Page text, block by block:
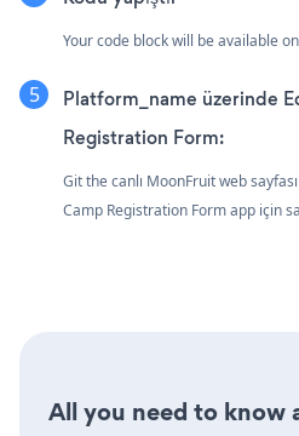
Your code block will be available
Platform_name üzerinde
Registration Form:
Git the canlı MoonFruit web
Camp Registration Form app için
All you need to know